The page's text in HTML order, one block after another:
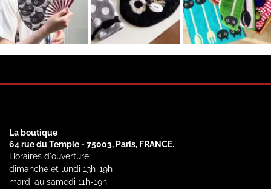
La boutique
64 rue du Temple - 75003, Paris, FRANCE.
Horaires d'ouverture:
dimanche et lundi 13h-19h
mardi au samedi 11h-19h